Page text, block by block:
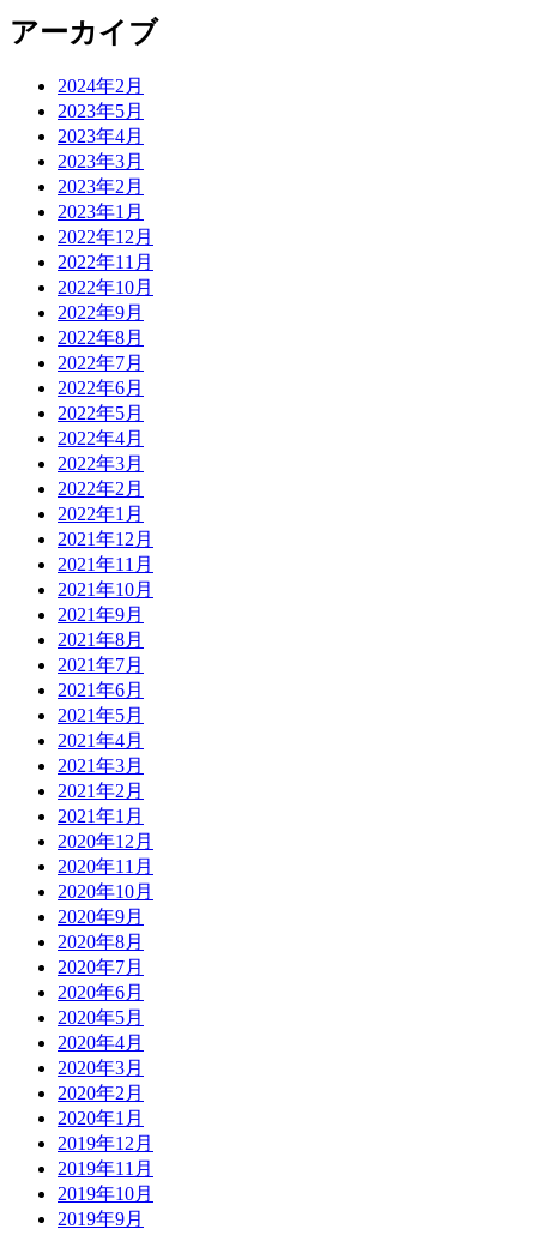
アーカイブ
2024年2月
2023年5月
2023年4月
2023年3月
2023年2月
2023年1月
2022年12月
2022年11月
2022年10月
2022年9月
2022年8月
2022年7月
2022年6月
2022年5月
2022年4月
2022年3月
2022年2月
2022年1月
2021年12月
2021年11月
2021年10月
2021年9月
2021年8月
2021年7月
2021年6月
2021年5月
2021年4月
2021年3月
2021年2月
2021年1月
2020年12月
2020年11月
2020年10月
2020年9月
2020年8月
2020年7月
2020年6月
2020年5月
2020年4月
2020年3月
2020年2月
2020年1月
2019年12月
2019年11月
2019年10月
2019年9月